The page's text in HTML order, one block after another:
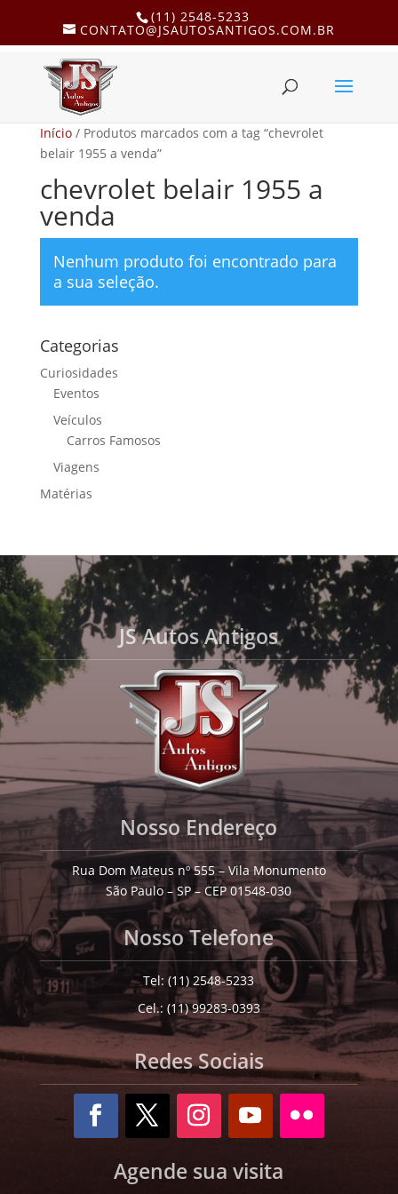
(11) 2548-5233
CONTATO@JSAUTOSANTIGOS.COM.BR
Início/ Produtos marcados com a tag “chevrolet
belair 1955 a venda”
chevrolet belair 1955 a
venda
Nenhum produto foi encontrado para
a sua seleção.
Categorias
Curiosidades
Eventos
Veículos
Carros Famosos
Viagens
Matérias
JS Autos Antigos
Nosso Endereço
Rua Dom Mateus nº 555 – Vila Monumento
São Paulo – SP – CEP 01548-030
Nosso Telefone
Tel: (11) 2548-5233
Cel.: (11) 99283-0393
Redes Sociais
Agende sua visita